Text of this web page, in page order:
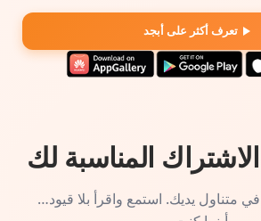
تعرف أكثر على أبجد
المناسبة لك
متناول يديك. استمع واقرأ بلا قيود…